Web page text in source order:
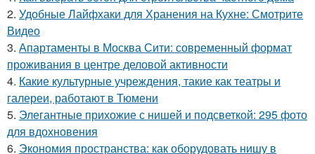
2. Удобные Лайфхаки для Хранения на Кухне: Смотрите
Видео
3. Апартаменты в Москва Сити: современный формат
проживания в центре деловой активности
4. Какие культурные учреждения, такие как театры и
галереи, работают в Тюмени
5. Элегантные прихожие с нишей и подсветкой: 295 фото
для вдохновения
6. Экономия пространства: как оборудовать нишу в